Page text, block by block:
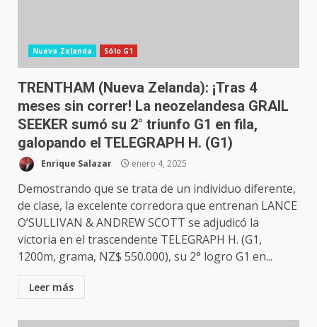
Nueva Zelanda Sólo G1
TRENTHAM (Nueva Zelanda): ¡Tras 4
meses sin correr! La neozelandesa GRAIL
SEEKER sumó su 2° triunfo G1 en fila,
galopando el TELEGRAPH H. (G1)
Enrique Salazar enero 4, 2025
Demostrando que se trata de un individuo diferente,
de clase, la excelente corredora que entrenan LANCE
O’SULLIVAN & ANDREW SCOTT se adjudicó la
victoria en el trascendente TELEGRAPH H. (G1,
1200m, grama, NZ$ 550.000), su 2° logro G1 en...
Leer más